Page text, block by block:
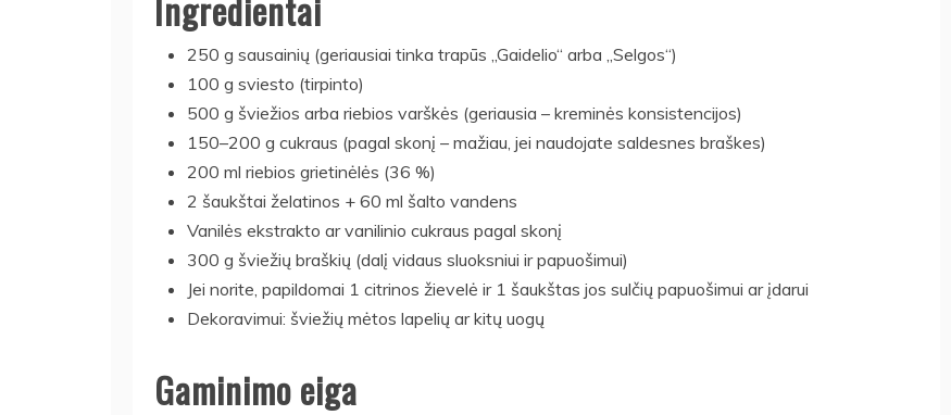
Ingredientai
250 g sausainių (geriausiai tinka trapūs „Gaidelio“ arba „Selgos“)
100 g sviesto (tirpinto)
500 g šviežios arba riebios varškės (geriausia – kreminės konsistencijos)
150–200 g cukraus (pagal skonį – mažiau, jei naudojate saldesnes braškes)
200 ml riebios grietinėlės (36 %)
2 šaukštai želatinos + 60 ml šalto vandens
Vanilės ekstrakto ar vanilinio cukraus pagal skonį
300 g šviežių braškių (dalį vidaus sluoksniui ir papuošimui)
Jei norite, papildomai 1 citrinos žievelė ir 1 šaukštas jos sulčių papuošimui ar įdarui
Dekoravimui: šviežių mėtos lapelių ar kitų uogų
Gaminimo eiga